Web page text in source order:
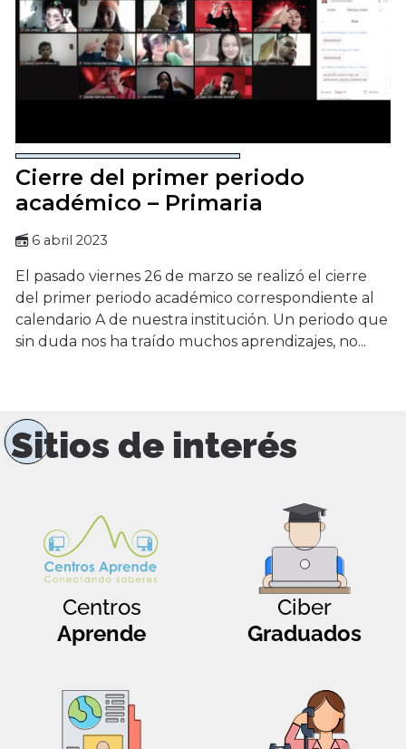
Cierre del primer periodo
académico – Primaria
6 abril 2023
El pasado viernes 26 de marzo se realizó el cierre
del primer periodo académico correspondiente al
calendario A de nuestra institución. Un periodo que
sin duda nos ha traído muchos aprendizajes, no...
Sitios de interés
Centros
Aprende
Ciber
Graduados